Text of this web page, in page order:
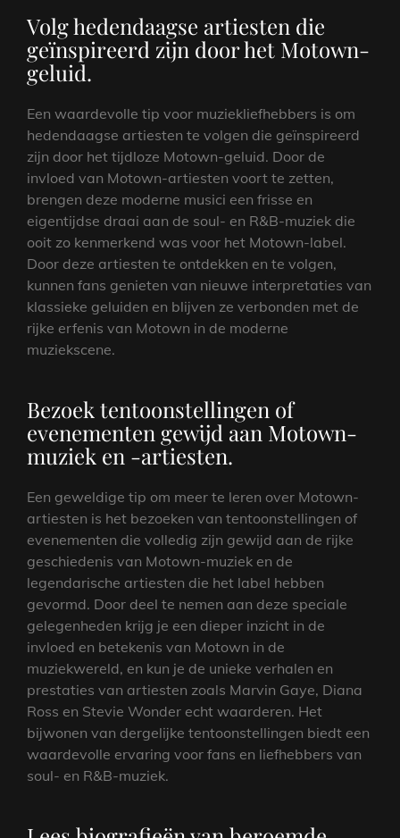
Volg hedendaagse artiesten die
geïnspireerd zijn door het Motown-
geluid.
Een waardevolle tip voor muziekliefhebbers is om
hedendaagse artiesten te volgen die geïnspireerd
zijn door het tijdloze Motown-geluid. Door de
invloed van Motown-artiesten voort te zetten,
brengen deze moderne musici een frisse en
eigentijdse draai aan de soul- en R&B-muziek die
ooit zo kenmerkend was voor het Motown-label.
Door deze artiesten te ontdekken en te volgen,
kunnen fans genieten van nieuwe interpretaties van
klassieke geluiden en blijven ze verbonden met de
rijke erfenis van Motown in de moderne
muziekscene.
Bezoek tentoonstellingen of
evenementen gewijd aan Motown-
muziek en -artiesten.
Een geweldige tip om meer te leren over Motown-
artiesten is het bezoeken van tentoonstellingen of
evenementen die volledig zijn gewijd aan de rijke
geschiedenis van Motown-muziek en de
legendarische artiesten die het label hebben
gevormd. Door deel te nemen aan deze speciale
gelegenheden krijg je een dieper inzicht in de
invloed en betekenis van Motown in de
muziekwereld, en kun je de unieke verhalen en
prestaties van artiesten zoals Marvin Gaye, Diana
Ross en Stevie Wonder echt waarderen. Het
bijwonen van dergelijke tentoonstellingen biedt een
waardevolle ervaring voor fans en liefhebbers van
soul- en R&B-muziek.